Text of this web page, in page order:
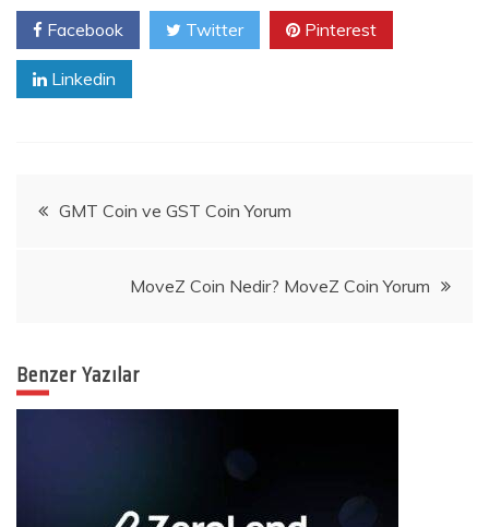
Facebook Twitter Pinterest
Linkedin
YazıGMT Coin ve GST Coin Yorum
MoveZ Coin Nedir? MoveZ Coin Yorum
Benzer Yazılar